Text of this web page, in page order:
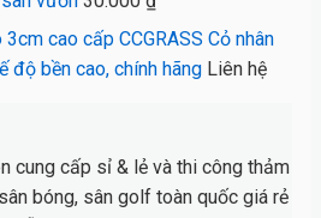
Cỏ nhân
độ bền cao, chính hãng Liên hệ
cung cấp sỉ & lẻ và thi công thảm
bóng, sân golf toàn quốc giá rẻ